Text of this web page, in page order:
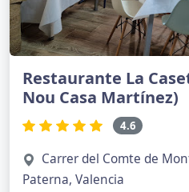
Restaurante La
Nou Casa Martínez)
4.6
Carrer del Comte de
Paterna, Valencia